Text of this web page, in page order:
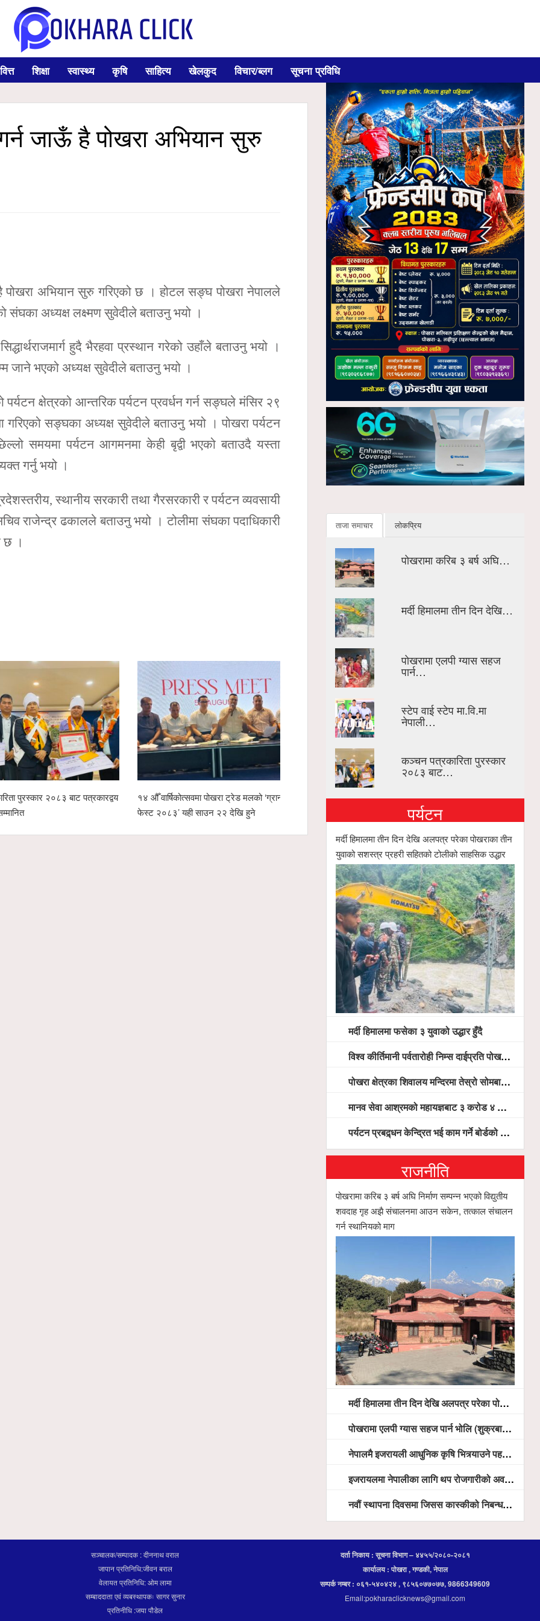
शिक्षा स्वास्थ्य कृषि साहित्य खेलकुद विचार/ब्लग सूचना प्रविधि
जाऊँ है पोखरा अभियान सुरु
पोखरा अभियान सुरु गरिएको छ । होटल सङ्घ पोखरा नेपालले
अध्यक्ष लक्ष्मण सुवेदीले बताउनु भयो ।
हुदै भैरहवा प्रस्थान गरेको उहाँले बताउनु भयो ।
जाने भएको अध्यक्ष सुवेदीले बताउनु भयो ।
क्षेत्रको आन्तरिक पर्यटन प्रवर्धन गर्न सङ्घले मंसिर २९
सङ्घका अध्यक्ष सुवेदीले बताउनु भयो । पोखरा पर्यटन
समयमा पर्यटन आगमनमा केही बृद्वी भएको बताउदै यस्ता
गर्नु भयो ।
स्थानीय सरकारी तथा गैरसरकारी र पर्यटन व्यवसायी
राजेन्द्र ढकालले बताउनु भयो । टोलीमा संघका पदाधिकारी
छ ।
पुरस्कार २०८३ बाट पत्रकारद्वय
१४ औँ वार्षिकोत्सवमा पोखरा ट्रेड मलको ‘ग्रान्ड
फेस्ट २०८३’ यही साउन २२ देखि हुने
मर्दी हिमालमा फसेका ३ युवाको उद्धार हुँदै
गण्डकी
ताजा समाचार लोकप्रिय
पोखरामा करिब ३ बर्ष अघि…
मर्दी हिमालमा तीन दिन देखि…
पोखरामा एलपी ग्यास सहज
पार्न…
स्टेप वाई स्टेप मा.वि.मा
नेपाली…
कञ्चन पत्रकारिता पुरस्कार
२०८३ बाट…
पर्यटन
मर्दी हिमालमा तीन दिन देखि अलपत्र परेका पोखराका तीन
युवाको सशस्त्र प्रहरी सहितको टोलीको साहसिक उद्धार
मर्दी हिमालमा फसेका ३ युवाको उद्धार हुँदै
विश्व कीर्तिमानी पर्वतारोही निम्स दाईप्रति पोखरामा श्रद्धाञ्जली, दीप प्रज्वलन गर्दै योगदानको प्रशंसा (भिडियो सहित)
पोखरा क्षेत्रका शिवालय मन्दिरमा तेस्रो सोमबार भक्तजनको बिहानैदेखि घुइँचो
मानव सेवा आश्रमको महायज्ञबाट ३ करोड ४ लाख ५९ हजार बचत, १ करोड ४४ लाख उठ्न बाँकी, विना संचार माध्यम तर प्रचार प्रसारमै भयो १९ लाख खर्च !
पर्यटन प्रबद्र्धन केन्द्रित भई काम गर्ने बोर्डको योजना छः सदस्य पोखरेल, चलिय पोखरालाई थप प्रभावकारी बनाउन होटल संघको माग
राजनीति
पोखरामा करिब ३ बर्ष अघि निर्माण सम्पन्न भएको विद्युतीय
शवदाह गृह अझै संचालनमा आउन सकेन, तत्काल संचालन
गर्न स्थानियको माग
मर्दी हिमालमा तीन दिन देखि अलपत्र परेका पोखराका तीन युवाको सशस्त्र प्रहरी सहितको टोलीको साहसिक उद्धार
पोखरामा एलपी ग्यास सहज पार्न भोलि (शुक्रबार) देखि खुद्रा पसलबाटै बिक्रि वितरण हुने, स्टोर नगर्न आग्रह
नेपालमै इजरायली आधुनिक कृषि भित्र्याउने पहल ः पोखराका मेयर धनराज आचार्य र इजरायली राजदूतबीच सहकार्य विस्तारको संकेत
इजरायलमा नेपालीका लागि थप रोजगारीको अवसर विस्तार गरिने ः राजदूत बास
नवौं स्थापना दिवसमा जिसस कास्कीको निबन्ध प्रतियोगिता
सञ्चालक/सम्पादक : दीननाथ वराल
जापान प्रतिनिधि:जीवन बराल
वेलायत प्रतिनिधि: ओम लामा
सम्बाददाता एवं व्यबस्थापकः सागर सुनार
प्रतिनीधि :जया पौडेल
दर्ता निकाय : सूचना विभाग – ४४५५/२०८०-२०८१
कार्यालय : पोखरा , गण्डकी, नेपाल
सम्पर्क नम्बर : ०६१-५४०४२४ , ९८५६०७७०७७, 9866349609
Email:pokharaclicknews@gmail.com